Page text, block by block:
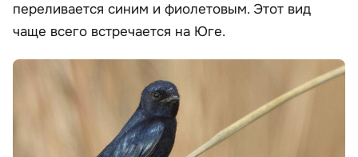
переливается синим и фиолетовым. Этот вид
чаще всего встречается на Юге.